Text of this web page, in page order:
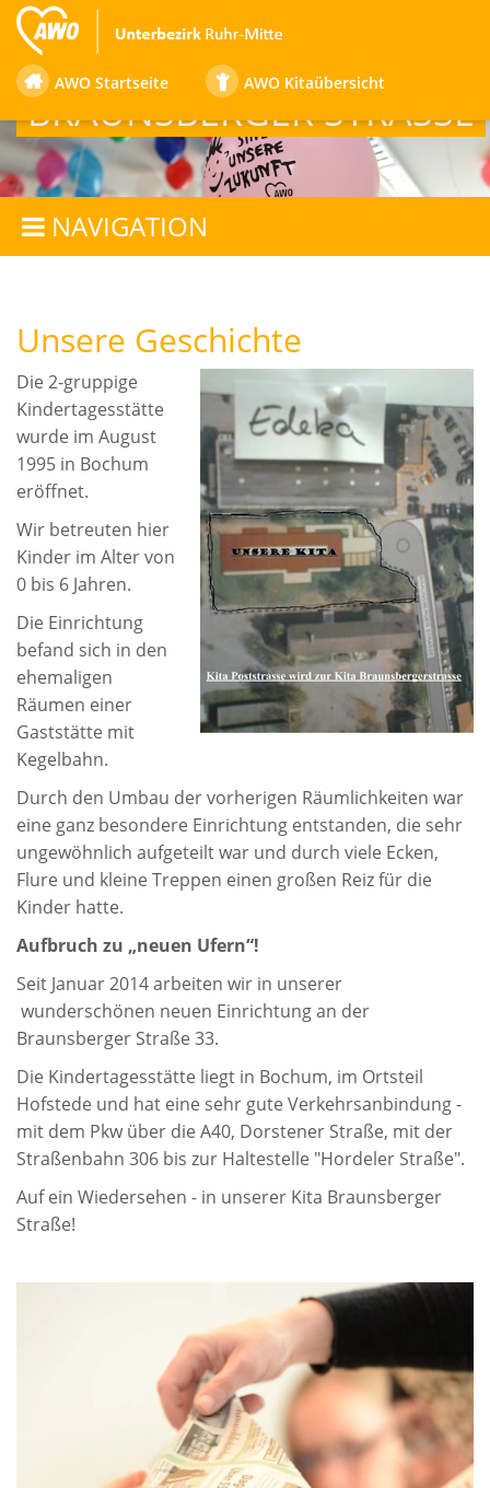
AWO Startseite AWO Kitaübersicht
FAMILIENZENTRUM
BRAUNSBERGER STRASSE
NAVIGATION
Unsere Geschichte
Die 2-gruppige
Kindertagesstätte
wurde im August
1995 in Bochum
eröffnet.
Wir betreuten hier
Kinder im Alter von
0 bis 6 Jahren.
Die Einrichtung
befand sich in den
ehemaligen
Räumen einer
Gaststätte mit
Kegelbahn.
Durch den Umbau der vorherigen Räumlichkeiten war
eine ganz besondere Einrichtung entstanden, die sehr
ungewöhnlich aufgeteilt war und durch viele Ecken,
Flure und kleine Treppen einen großen Reiz für die
Kinder hatte.
Aufbruch zu „neuen Ufern“!
Seit Januar 2014 arbeiten wir in unserer
wunderschönen neuen Einrichtung an der
Braunsberger Straße 33.
Die Kindertagesstätte liegt in Bochum, im Ortsteil
Hofstede und hat eine sehr gute Verkehrsanbindung -
mit dem Pkw über die A40, Dorstener Straße, mit der
Straßenbahn 306 bis zur Haltestelle "Hordeler Straße".
Auf ein Wiedersehen - in unserer Kita Braunsberger
Straße!